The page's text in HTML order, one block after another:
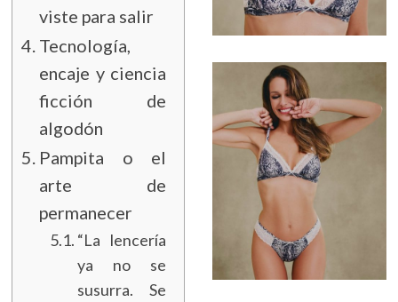
viste para salir
Tecnología,
encaje y ciencia
ficción de
algodón
Pampita o el
arte de
permanecer
“La lencería
ya no se
susurra. Se